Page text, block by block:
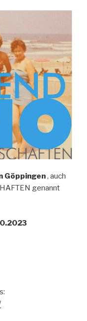
Göppingen, auch
genannt